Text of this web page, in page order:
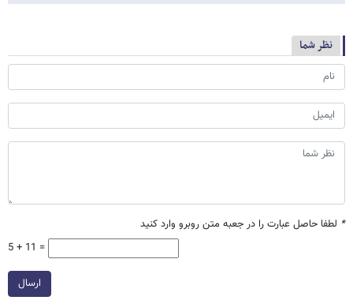
نظر شما
* لطفا حاصل عبارت را در جعبه متن روبرو وارد کنید
5 + 11 =
ارسال